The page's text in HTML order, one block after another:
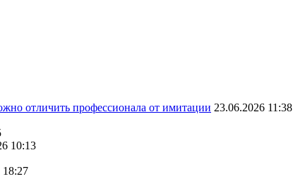
отличить профессионала от имитации 23.06.2026 11:38
10:13
18:27